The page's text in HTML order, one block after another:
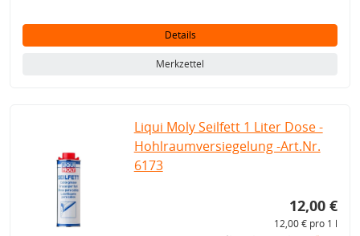
Details
Merkzettel
Liqui Moly Seilfett 1 Liter Dose -
Hohlraumversiegelung -Art.Nr.
6173
12,00 €
12,00 € pro 1 l